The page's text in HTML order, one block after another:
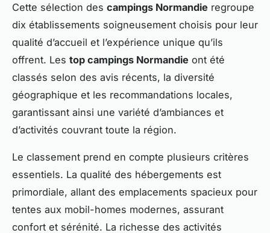
Cette sélection des campings Normandie regroupe
dix établissements soigneusement choisis pour leur
qualité d’accueil et l’expérience unique qu’ils
offrent. Les top campings Normandie ont été
classés selon des avis récents, la diversité
géographique et les recommandations locales,
garantissant ainsi une variété d’ambiances et
d’activités couvrant toute la région.
Le classement prend en compte plusieurs critères
essentiels. La qualité des hébergements est
primordiale, allant des emplacements spacieux pour
tentes aux mobil-homes modernes, assurant
confort et sérénité. La richesse des activités